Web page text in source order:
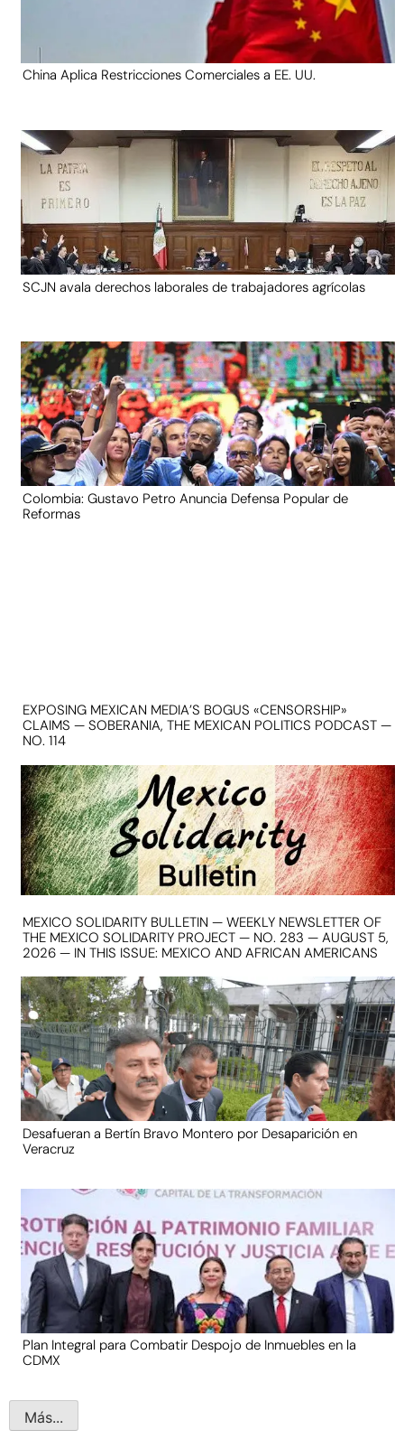
China Aplica Restricciones Comerciales a EE. UU.
SCJN avala derechos laborales de trabajadores agrícolas
Colombia: Gustavo Petro Anuncia Defensa Popular de
Reformas
EXPOSING MEXICAN MEDIA’S BOGUS «CENSORSHIP»
CLAIMS — SOBERANIA, THE MEXICAN POLITICS PODCAST —
NO. 114
MEXICO SOLIDARITY BULLETIN — WEEKLY NEWSLETTER OF
THE MEXICO SOLIDARITY PROJECT — NO. 283 — AUGUST 5,
2026 — IN THIS ISSUE: MEXICO AND AFRICAN AMERICANS
Desafueran a Bertín Bravo Montero por Desaparición en
Veracruz
Plan Integral para Combatir Despojo de Inmuebles en la
CDMX
Más...